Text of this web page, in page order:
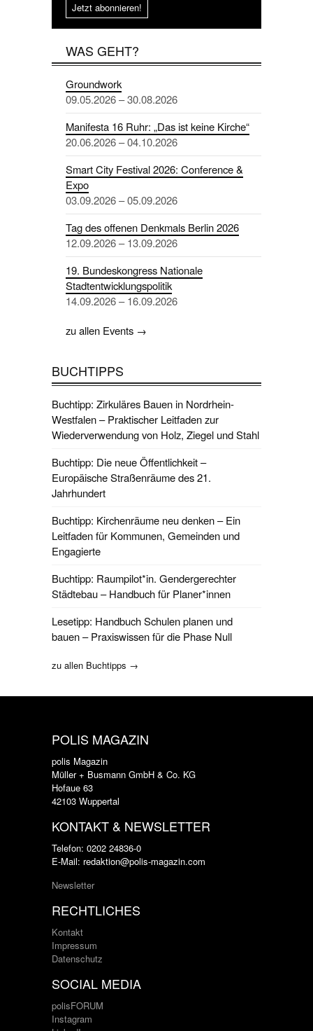
Jetzt abonnieren!
WAS GEHT?
Groundwork
09.05.2026 – 30.08.2026
Manifesta 16 Ruhr: „Das ist keine Kirche“
20.06.2026 – 04.10.2026
Smart City Festival 2026: Conference &
Expo
03.09.2026 – 05.09.2026
Tag des offenen Denkmals Berlin 2026
12.09.2026 – 13.09.2026
19. Bundeskongress Nationale
Stadtentwicklungspolitik
14.09.2026 – 16.09.2026
zu allen Events →
BUCHTIPPS
Buchtipp: Zirkuläres Bauen in Nordrhein-
Westfalen – Praktischer Leitfaden zur
Wiederverwendung von Holz, Ziegel und Stahl
Buchtipp: Die neue Öffentlichkeit –
Europäische Straßenräume des 21.
Jahrhundert
Buchtipp: Kirchenräume neu denken – Ein
Leitfaden für Kommunen, Gemeinden und
Engagierte
Buchtipp: Raumpilot*in. Gendergerechter
Städtebau – Handbuch für Planer*innen
Lesetipp: Handbuch Schulen planen und
bauen – Praxiswissen für die Phase Null
zu allen Buchtipps →
POLIS MAGAZIN
polis Magazin
Müller + Busmann GmbH & Co. KG
Hofaue 63
42103 Wuppertal
KONTAKT & NEWSLETTER
Telefon: 0202 24836-0
E-Mail: redaktion@polis-magazin.com
Newsletter
RECHTLICHES
Kontakt
Impressum
Datenschutz
SOCIAL MEDIA
polisFORUM
Instagram